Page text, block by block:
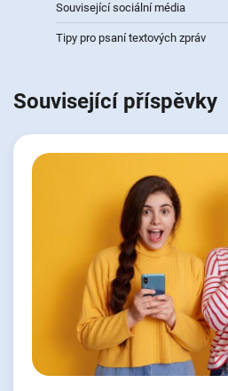
Související sociální média
Tipy pro psaní textových zpráv
Související příspěvky